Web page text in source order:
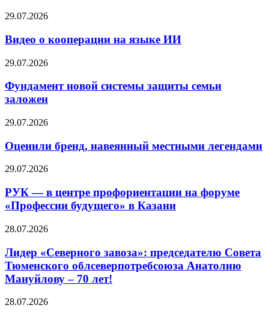
29.07.2026
Видео о кооперации на языке ИИ
29.07.2026
Фундамент новой системы защиты семьи
заложен
29.07.2026
Оценили бренд, навеянный местными легендами
29.07.2026
РУК — в центре профориентации на форуме
«Профессии будущего» в Казани
28.07.2026
Лидер «Северного завоза»: председателю Совета
Тюменского облсеверпотребсоюза Анатолию
Мануйлову – 70 лет!
28.07.2026